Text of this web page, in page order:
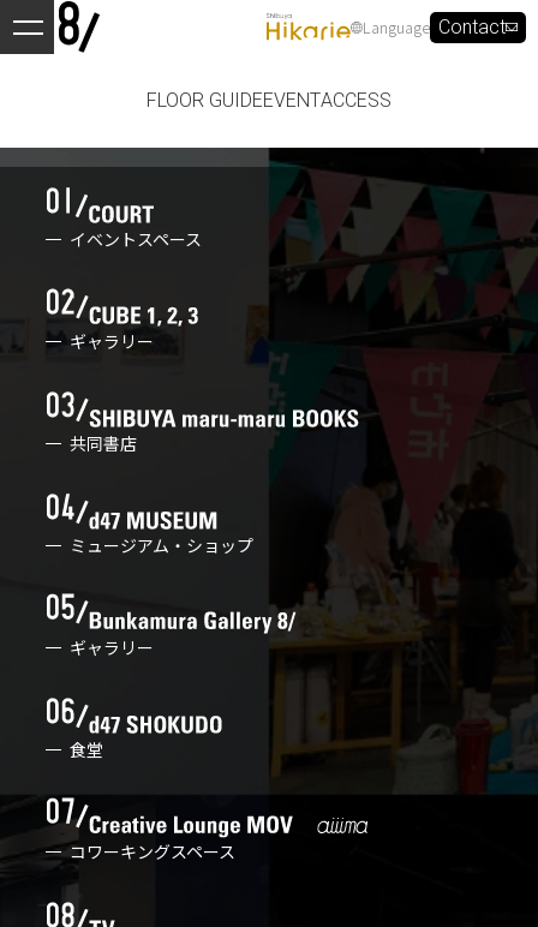
Language Contact
FLOOR GUIDEEVENTACCESS
イベントスペース
ギャラリー
共同書店
ミュージアム・ショップ
ギャラリー
食堂
コワーキングスペース